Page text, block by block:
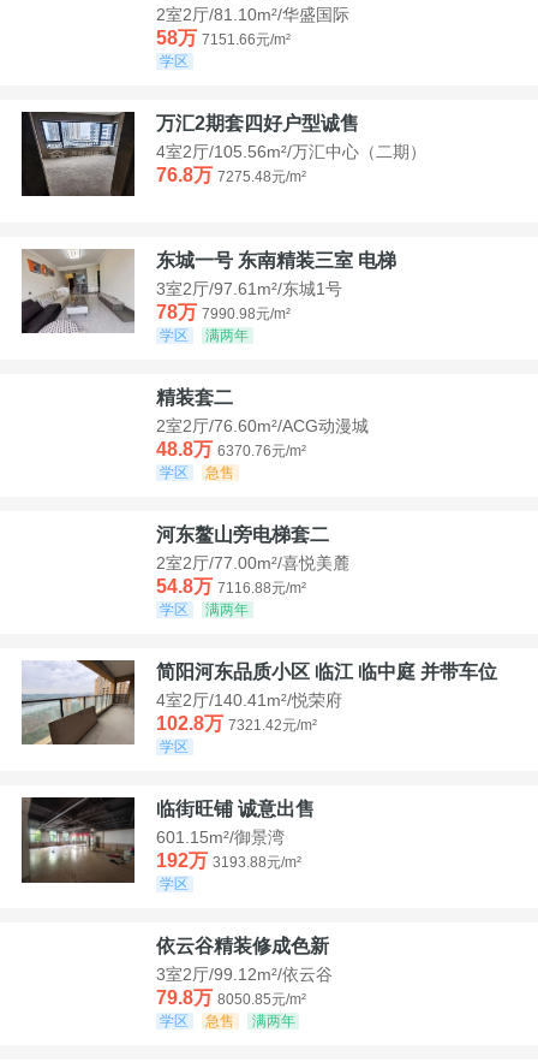
2室2厅/81.10m²/华盛国际
58万 7151.66元/m²
学区
万汇2期套四好户型诚售
4室2厅/105.56m²/万汇中心（二期）
76.8万 7275.48元/m²
东城一号 东南精装三室 电梯
3室2厅/97.61m²/东城1号
78万 7990.98元/m²
学区
满两年
精装套二
2室2厅/76.60m²/ACG动漫城
48.8万 6370.76元/m²
学区
急售
河东鳌山旁电梯套二
2室2厅/77.00m²/喜悦美麓
54.8万 7116.88元/m²
学区
满两年
简阳河东品质小区 临江 临中庭 并带车位
4室2厅/140.41m²/悦荣府
102.8万 7321.42元/m²
学区
临街旺铺 诚意出售
601.15m²/御景湾
192万 3193.88元/m²
学区
依云谷精装修成色新
3室2厅/99.12m²/依云谷
79.8万 8050.85元/m²
学区
急售 满两年